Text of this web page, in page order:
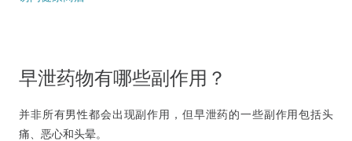
早泄药物有哪些副作用？
并非所有男性都会出现副作用，但早泄药的一些副作用包括头
痛、恶心和头晕。